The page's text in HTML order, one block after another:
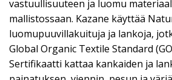
vastuullisuuteen ja luomu
mallistossaan. Kazane käyttää
luomupuuvillakuituja ja lankoja,
Global Organic Textile Standard
Sertifikaatti kattaa kankaiden ja